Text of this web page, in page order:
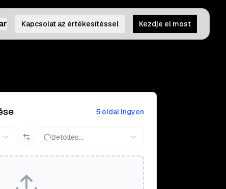
Kapcsolat az értékesítéssel Kezdje el most
5 oldal ingyen
Betöltés...